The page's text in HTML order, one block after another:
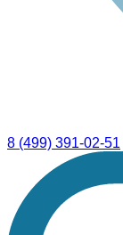
8 (499) 391-02-51